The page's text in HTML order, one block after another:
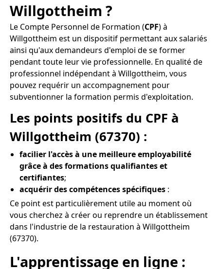
Willgottheim ?
Le Compte Personnel de Formation (CPF) à
Willgottheim est un dispositif permettant aux salariés
ainsi qu'aux demandeurs d'emploi de se former
pendant toute leur vie professionnelle. En qualité de
professionnel indépendant à Willgottheim, vous
pouvez requérir un accompagnement pour
subventionner la formation permis d'exploitation.
Les points positifs du CPF à
Willgottheim (67370) :
facilier l'accès à une meilleure employabilité
grâce à des formations qualifiantes et
certifiantes;
acquérir des compétences spécifiques :
Ce point est particulièrement utile au moment où
vous cherchez à créer ou reprendre un établissement
dans l'industrie de la restauration à Willgottheim
(67370).
L'apprentissage en ligne :